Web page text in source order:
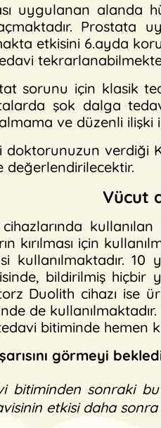
alanda
Prostata
etkisini 6.ayda
için klasik
şok dalga
ve düzenli ilişki
verdiği
değerlendirilecektir.
Vücut
kullanılan
kırılması için
kullanılmaktadır. 10
bildirilmiş
Duolith cihazı ise
de
tedavi bitiminde
görmeyi
bitiminden sonraki
etkisi daha sonra